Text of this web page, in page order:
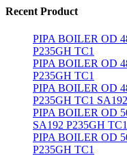
Recent Product
PIPA BOILER OD
P235GH TC1
PIPA BOILER OD
P235GH TC1
PIPA BOILER OD
P235GH TC1 SA192
PIPA BOILER OD
SA192 P235GH TC1
PIPA BOILER OD
P235GH TC1